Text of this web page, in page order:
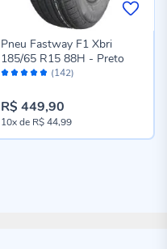
Avaliação: (142)
Pneu Fastway F1 Xbri
185/65 R15 88H - Preto
R$ 449,90
10xde R$ 44,99